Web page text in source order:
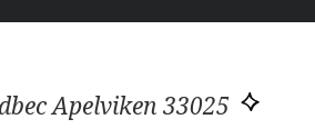
Apelviken 33025